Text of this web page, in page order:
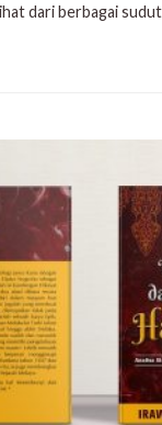
dari berbagai